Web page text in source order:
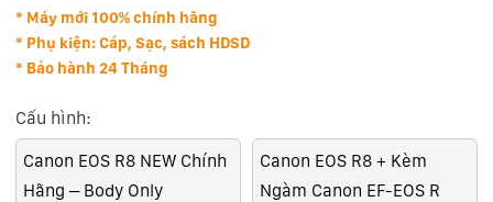
* Máy mới 100% chính hãng
* Phụ kiện: Cáp, Sạc, sách HDSD
* Bảo hành 24 Tháng
Cấu hình:
Canon EOS R8 NEW Chính
Hãng – Body Only
Canon EOS R8 + Kèm
Ngàm Canon EF-EOS R